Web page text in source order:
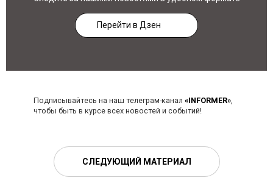
Перейти в Дзен
Подписывайтесь на наш телеграм-канал «INFORMER»,
чтобы быть в курсе всех новостей и событий!
СЛЕДУЮЩИЙ МАТЕРИАЛ